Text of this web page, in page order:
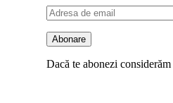
Dacă te abonezi